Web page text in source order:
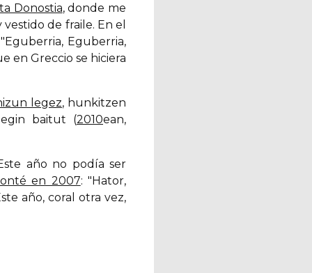
Donostia, donde me
de fraile. En el
Eguberria,
en Greccio se hiciera
legez, hunkitzen
baitut (2010ean,
año no podía ser
en 2007: "Hator,
año, coral otra vez,